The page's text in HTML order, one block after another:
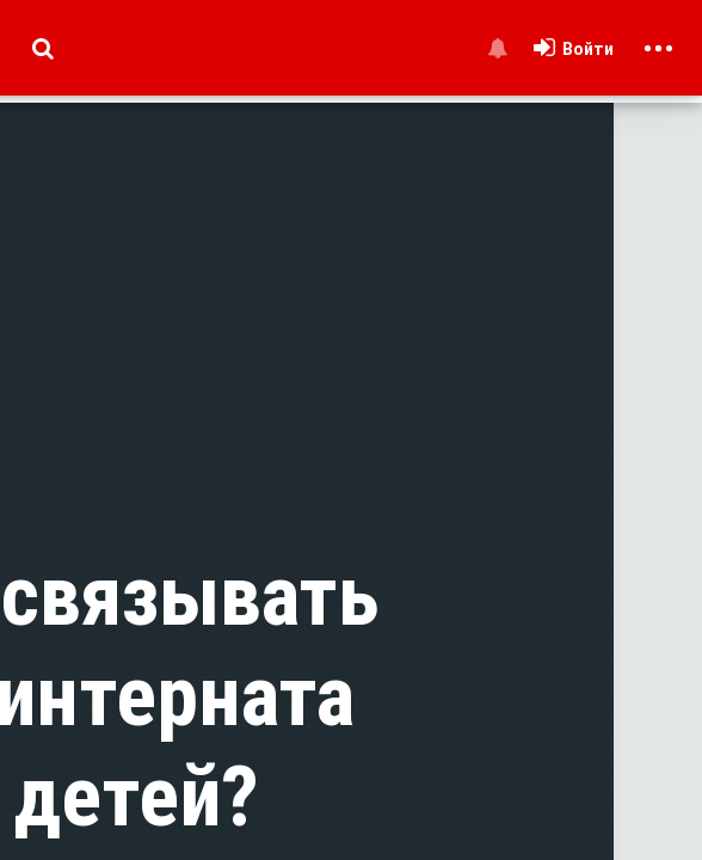
Войти
Свадьба недели